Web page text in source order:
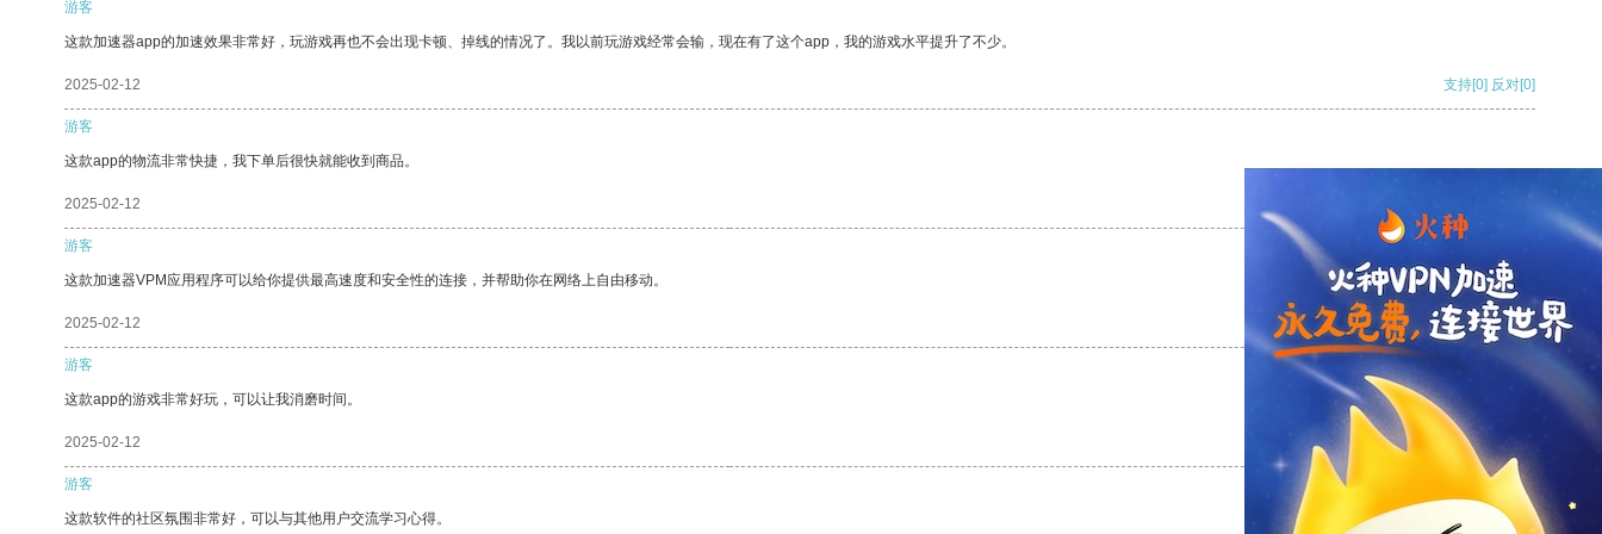
游客
这款加速器app的加速效果非常好，玩游戏再也不会出现卡顿、掉线的情况了。我以前玩游戏经常会输，现在有了这个app，我的游戏水平提升了不少。
2025-02-12 支持[0] 反对[0]
游客
这款app的物流非常快捷，我下单后很快就能收到商品。
2025-02-12
游客
这款加速器VPM应用程序可以给你提供最高速度和安全性的连接，并帮助你在网络上自由移动。
2025-02-12 支持 [0] 反对[0]
游客
这款app的游戏非常好玩，可以让我消磨时间。
2025-02-12 支持[0] 反对
游客
这款软件的社区氛围非常好，可以与其他用户交流学习心得。